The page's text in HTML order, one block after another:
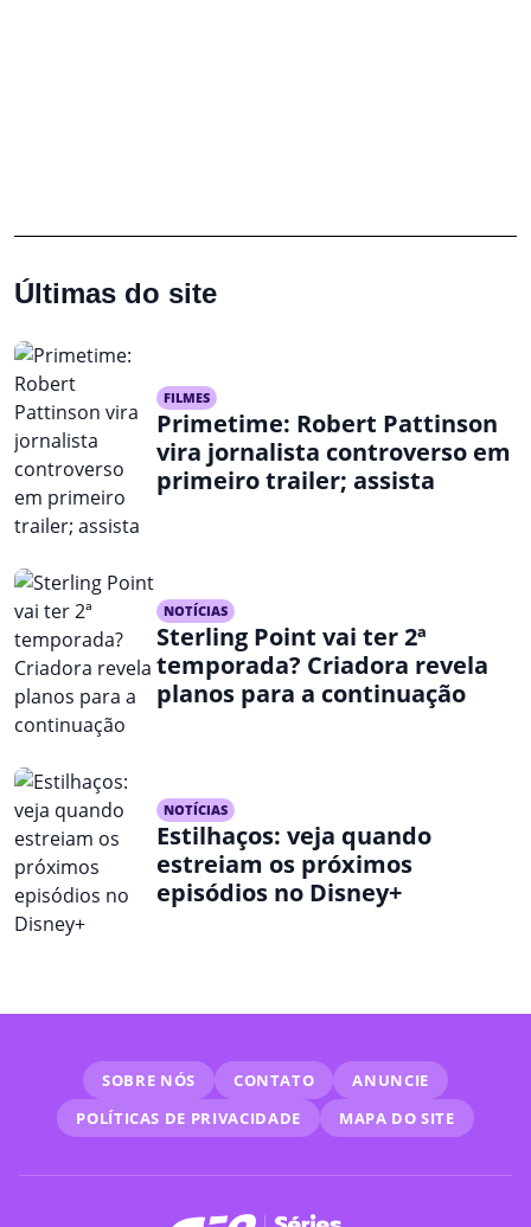
Últimas do site
FILMES
Primetime: Robert Pattinson
vira jornalista controverso em
primeiro trailer; assista
NOTÍCIAS
Sterling Point vai ter 2ª
temporada? Criadora revela
planos para a continuação
NOTÍCIAS
Estilhaços: veja quando
estreiam os próximos
episódios no Disney+
SOBRE NÓS CONTATO
ANUNCIE
POLÍTICAS DE PRIVACIDADE
MAPA DO SITE